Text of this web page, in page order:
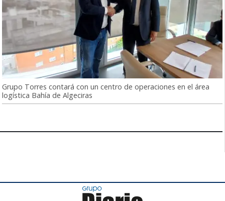
Grupo Torres contará con un centro de operaciones en el área
logística Bahía de Algeciras